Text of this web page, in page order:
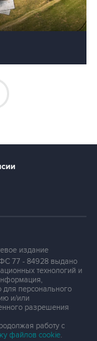
издание
77 - 84928 выдано
технологий и
персонального
и/или
разрешения
работу с
файлов cookie.